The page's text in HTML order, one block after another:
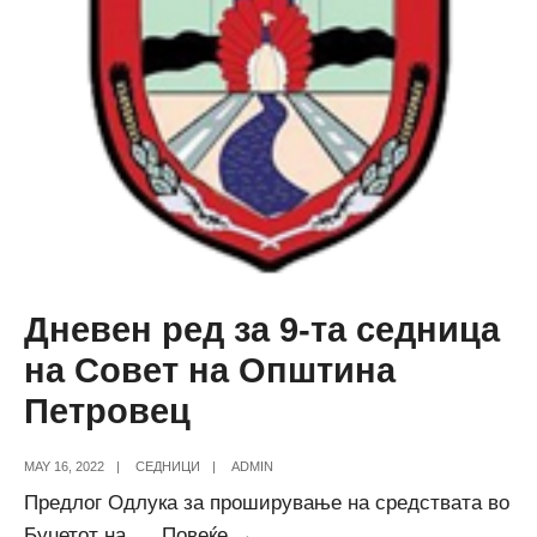
Дневен ред за 9-та седница
на Совет на Општина
Петровец
MAY 16, 2022 СЕДНИЦИ ADMIN
Предлог Одлука за проширување на средствата во